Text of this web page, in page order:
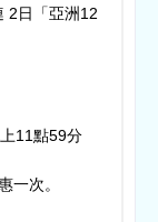
2日「亞洲12
11點59分​
一次。